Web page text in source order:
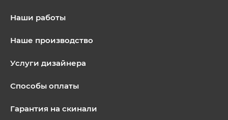
Наши работы
Наше производство
Услуги дизайнера
Способы оплаты
Гарантия на скинали